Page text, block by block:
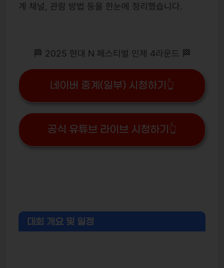
계 채널, 관람 방법 등을 한눈에 정리했습니다.
🏁 2025 현대 N 페스티벌 인제 4라운드 🏁
네이버 중계(일부) 시청하기👆
공식 유튜브 라이브 시청하기👆
대회 개요 및 일정